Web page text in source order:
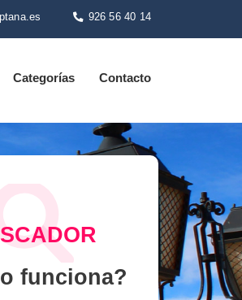
926 56 40 14
Categorías Contacto
funciona?